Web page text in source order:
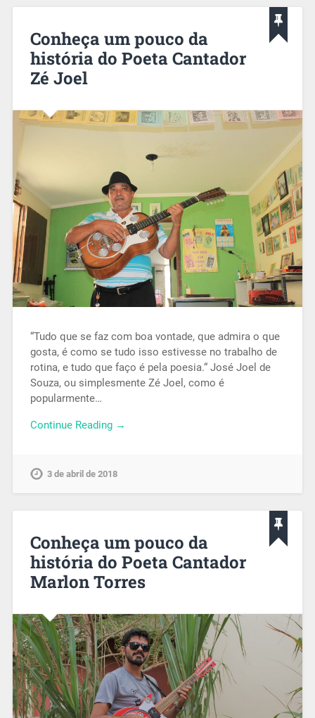
Conheça um pouco da
história do Poeta Cantador
Zé Joel
“Tudo que se faz com boa vontade, que admira o que
gosta, é como se tudo isso estivesse no trabalho de
rotina, e tudo que faço é pela poesia.“ José Joel de
Souza, ou simplesmente Zé Joel, como é
popularmente…
Continue Reading →
3 de abril de 2018
Conheça um pouco da
história do Poeta Cantador
Marlon Torres